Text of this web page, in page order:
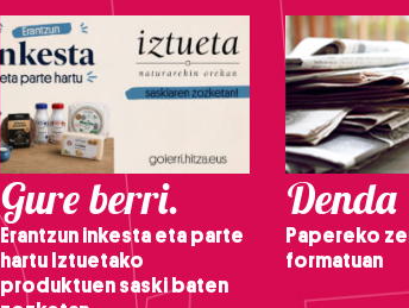
Gure berri.
Erantzun inkesta eta parte
hartu Iztuetako
produktuen saski baten
Denda
Papereko
formatuan